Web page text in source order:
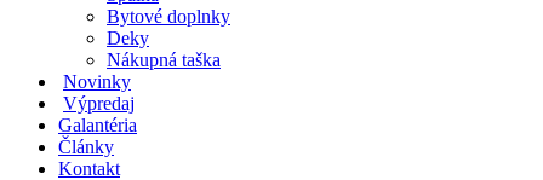
Bytové doplnky
Deky
Nákupná taška
Novinky
Výpredaj
Galantéria
Články
Kontakt